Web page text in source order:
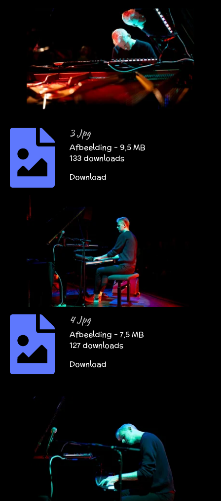
3 Jpg
Afbeelding – 9,5 MB
133 downloads
Download
4 Jpg
Afbeelding – 7,5 MB
127 downloads
Download